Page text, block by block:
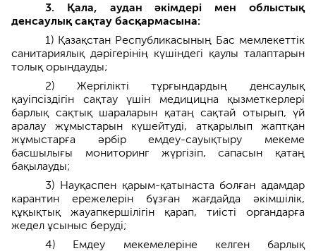
3. Қала, аудан әкімдері мен облыстық
денсаулық сақтау басқармасына:
1) Қазақстан Республикасының Бас мемлекеттік
санитариялық дәрігерінің күшіндегі қаулы талаптарын
толық орындауды;
2) Жергілікті тұрғындардың денсаулық
қауіпсіздігін сақтау үшін медицицна қызметкерлері
барлық сақтық шараларын қатаң сақтай отырып, үй
аралау жұмыстарын күшейтуді, атқарылып жаптқан
жұмыстарға әрбір емдеу-сауықтыру мекеме
басшылығы мониторинг жүргізіп, сапасын қатаң
бақылауды;
3) Науқаспен қарым-қатынаста болған адамдар
карантин ережелерін бұзған жағдайда әкімшілік,
құқықтық жауапкершілігін қарап, тиісті органдарға
жедел ұсыныс беруді;
4) Емдеу мекемелеріне келген барлық